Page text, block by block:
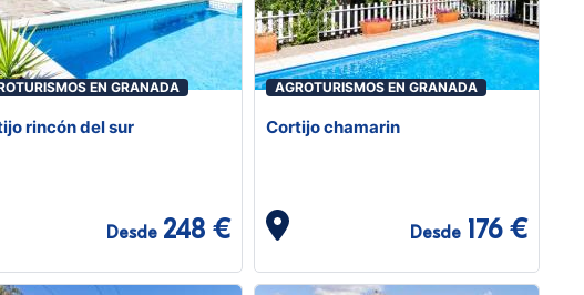
EN GRANADA
rincón del sur
Desde 248 €
AGROTURISMOS EN GRANADA
Cortijo chamarin
Desde 176 €